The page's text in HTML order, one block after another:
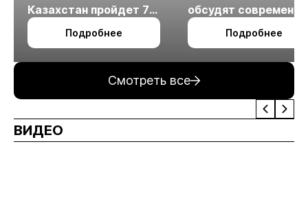
Казахстан пройдет 7
октября в Алматы
Подробнее
обсудят
технологии
измельчения
Подробнее
Смотреть все
ВИДЕО